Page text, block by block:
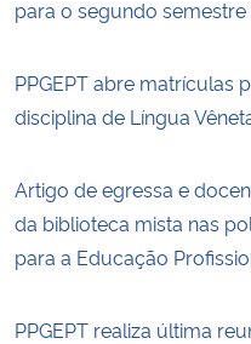
para o segundo
PPGEPT abre matrículas
disciplina de Língua
Artigo de egressa e
da biblioteca mista nas
para a Educação
PPGEPT realiza última